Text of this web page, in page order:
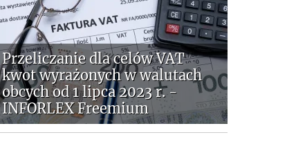
Przeliczanie dla celów VAT
kwot wyrażonych w walutach
obcych od 1 lipca 2023 r. -
INFORLEX Freemium